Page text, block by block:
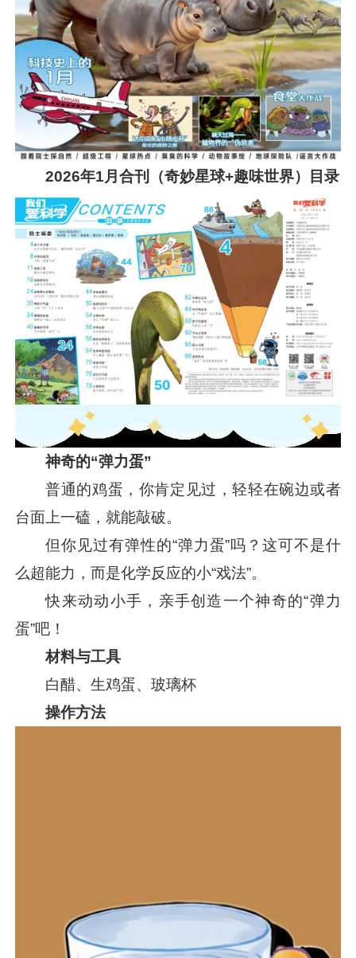
2026年1月合刊（奇妙星球+趣味世界）目录
神奇的“弹力蛋”
普通的鸡蛋，你肯定见过，轻轻在碗边或者
台面上一磕，就能敲破。
但你见过有弹性的“弹力蛋”吗？这可不是什
么超能力，而是化学反应的小“戏法”。
快来动动小手，亲手创造一个神奇的“弹力
蛋”吧！
材料与工具
白醋、生鸡蛋、玻璃杯
操作方法